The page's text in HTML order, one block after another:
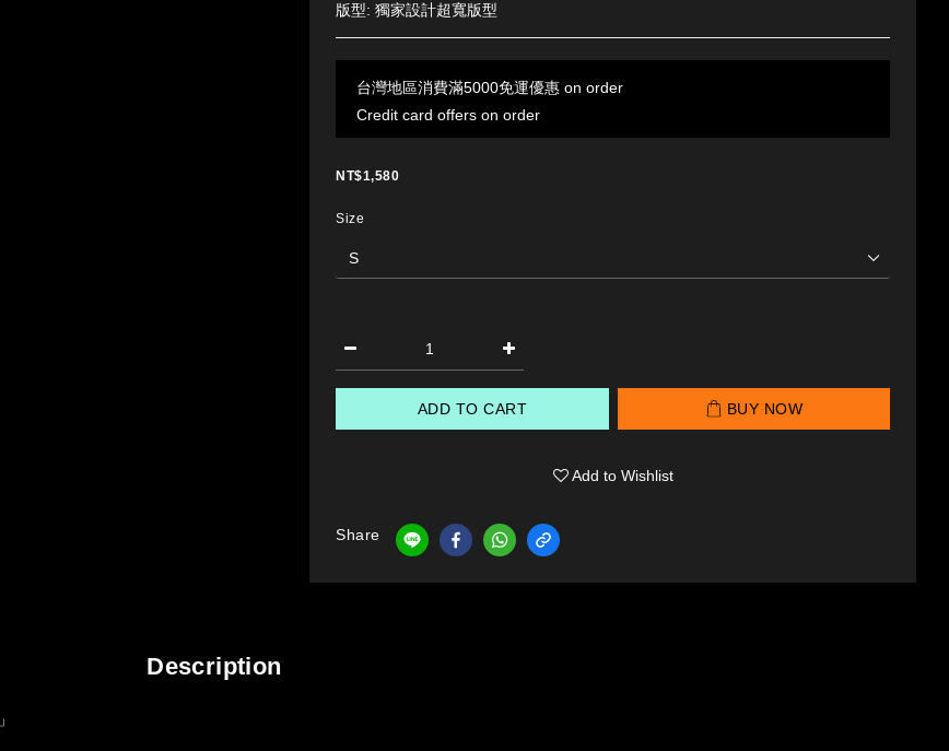
版型: 獨家設計超寬版型
台灣地區消費滿5000免運優惠 on order
Credit card offers on order
NT$1,580
Size
ADD TO CART BUY NOW
Add to Wishlist
Share
Description
」